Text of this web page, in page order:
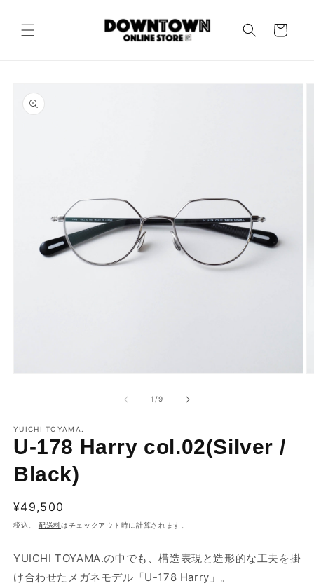
進む
ー
報にス
キップ
で
メ
デ
ィ
ア
を
開
く
1 /の
9
YUICHI TOYAMA.
U-178 Harry col.02(Silver /
Black)
通
常
格
¥49,500
税込。 配送料はチェックアウト時に計算されます。
YUICHI TOYAMA.の中でも、構造表現と造形的な工夫を掛
け合わせたメガネモデル「U-178 Harry」。